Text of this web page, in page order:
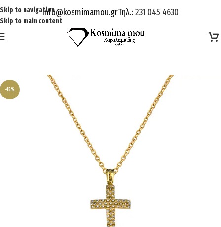
Skip to navigation
Skip to main content
Info@kosmimamou.grΤηλ.: 231 045 4630
-15%